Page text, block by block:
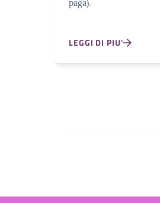
paga).
LEGGI DI PIU'